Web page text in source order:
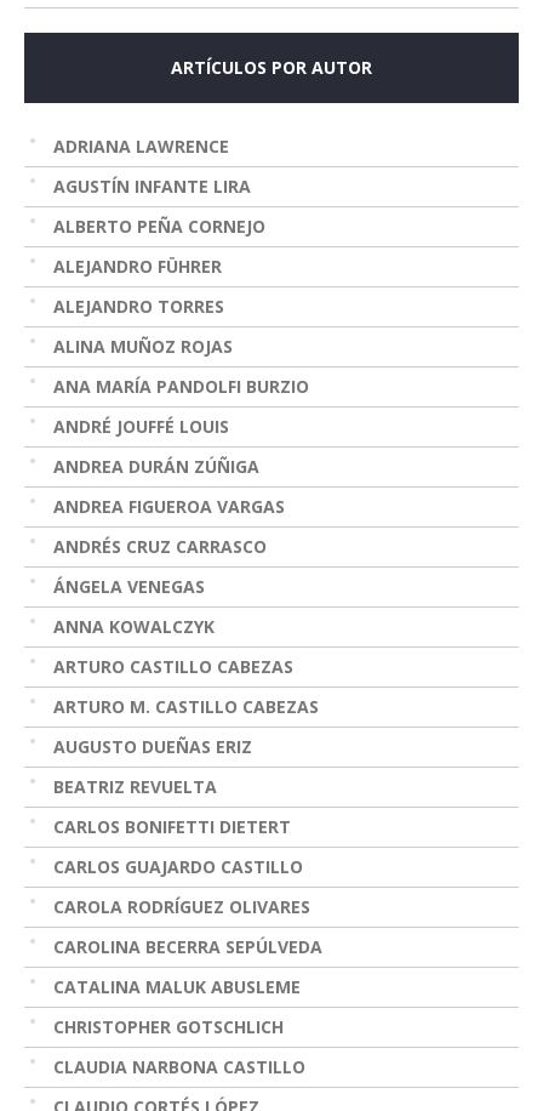
ARTÍCULOS POR AUTOR
ADRIANA LAWRENCE
AGUSTÍN INFANTE LIRA
ALBERTO PEÑA CORNEJO
ALEJANDRO FÜHRER
ALEJANDRO TORRES
ALINA MUÑOZ ROJAS
ANA MARÍA PANDOLFI BURZIO
ANDRÉ JOUFFÉ LOUIS
ANDREA DURÁN ZÚÑIGA
ANDREA FIGUEROA VARGAS
ANDRÉS CRUZ CARRASCO
ÁNGELA VENEGAS
ANNA KOWALCZYK
ARTURO CASTILLO CABEZAS
ARTURO M. CASTILLO CABEZAS
AUGUSTO DUEÑAS ERIZ
BEATRIZ REVUELTA
CARLOS BONIFETTI DIETERT
CARLOS GUAJARDO CASTILLO
CAROLA RODRÍGUEZ OLIVARES
CAROLINA BECERRA SEPÚLVEDA
CATALINA MALUK ABUSLEME
CHRISTOPHER GOTSCHLICH
CLAUDIA NARBONA CASTILLO